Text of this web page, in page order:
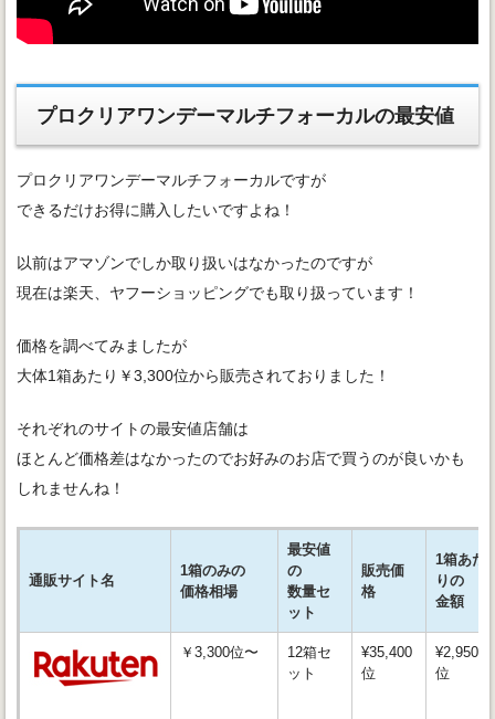
プロクリアワンデーマルチフォーカルの最安値
プロクリアワンデーマルチフォーカルですが
できるだけお得に購入したいですよね！
以前はアマゾンでしか取り扱いはなかったのですが
現在は楽天、ヤフーショッピングでも取り扱っています！
価格を調べてみましたが
大体1箱あたり￥3,300位から販売されておりました！
それぞれのサイトの最安値店舗は
ほとんど価格差はなかったのでお好みのお店で買うのが良いかも
しれませんね！
通販サイト名
1箱のみの
価格相場
最安値
の
数量セ
ット
販売価
格
1箱あた
りの
金額
￥3,300位〜
12箱セ
ット
¥35,400
位
¥2,950
位